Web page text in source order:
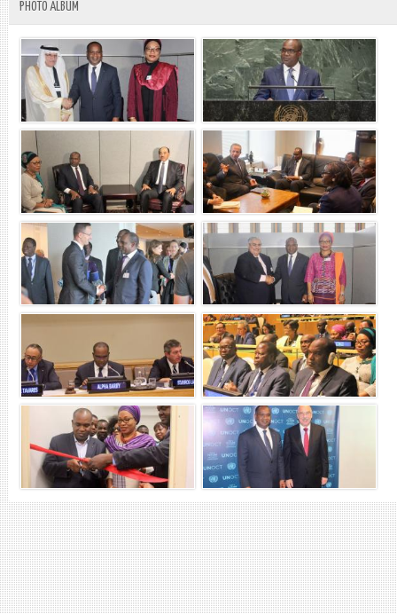
PHOTO ALBUM